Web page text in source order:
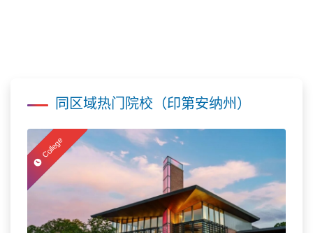
同区域热门院校（印第安纳州）
College